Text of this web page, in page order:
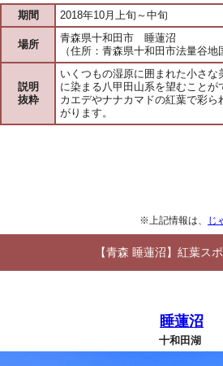
期間 2018年10月上旬～中旬
場所
青森県十和田市 睡蓮沼
（住所：青森県十和田市法量谷地
説明
抜粋
いくつもの湿原に囲まれた小さな
に染まる八甲田山系を望むことが
カエデやナナカマドの紅葉で彩
がります。
※上記情報は、 じ
【青森 睡蓮沼】紅葉ス
睡蓮沼
十和田湖